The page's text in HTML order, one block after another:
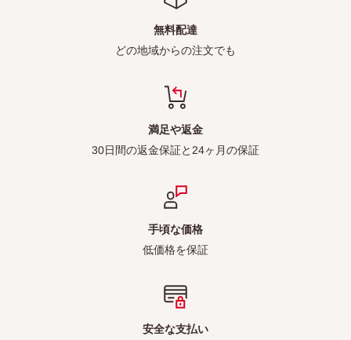
無料配達
どの地域からの注文でも
満足や返金
30日間の返金保証と24ヶ月の保証
手頃な価格
低価格を保証
安全な支払い